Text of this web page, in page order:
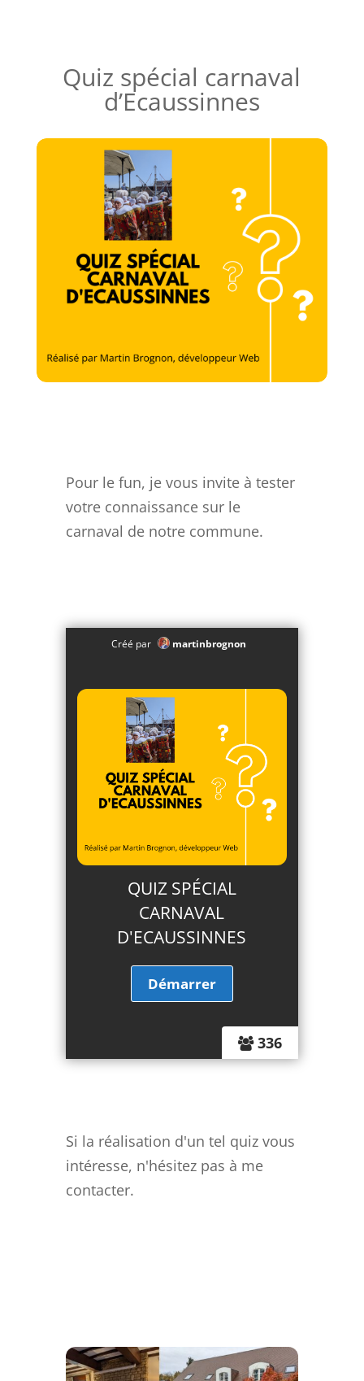
Quiz spécial carnaval
d’Ecaussinnes
Pour le fun, je vous invite à tester
votre connaissance sur le
carnaval de notre commune.
336
Créé par martinbrognon
QUIZ SPÉCIAL
CARNAVAL
D'ECAUSSINNES
Si la réalisation d'un tel quiz vous
intéresse, n'hésitez pas à me
contacter.